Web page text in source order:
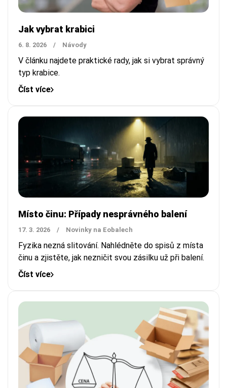
Jak vybrat krabici
6. 8. 2026 / Návody
V článku najdete praktické rady, jak si vybrat správný
typ krabice.
Číst více
Místo činu: Případy nesprávného balení
17. 3. 2026 / Novinky na Eobalech
Fyzika nezná slitování. Nahlédněte do spisů z místa
činu a zjistěte, jak nezničit svou zásilku už při balení.
Číst více